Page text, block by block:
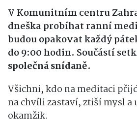
V Komunitním centru
dneška probíhat ranní
budou opakovat každý
do 9:00 hodin. Součástí
společná snídaně.
Všichni, kdo na meditaci
na chvíli zastaví, ztiší mysl
okamžik.